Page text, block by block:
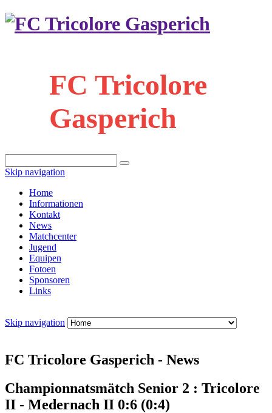
FC Tricolore
Gasperich
Skip navigation
Home
Informationen
Kontakt
News
Matchcenter
Jugend
Equipen
Fotoen
Sponsoren
Links
Skip navigation
FC Tricolore Gasperich - News
Championnatsmätch Senior 2 : Tricolore
II - Medernach II 0:6 (0:4)